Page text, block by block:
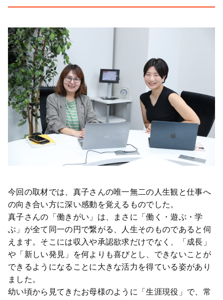
今回の取材では、真子さんの唯一無二の人生観と仕事へ
の向き合い方に深い感動を覚えるものでした。
真子さんの「働きがい」は、まさに「働く・遊ぶ・学
ぶ」が全て同一の円で繋がる、人生そのものであると伺
えます。そこには収入や承認欲求だけでなく、「成長」
や「新しい発見」を何よりも喜びとし、できないことが
できるようになることに大きな活力を得ている姿があり
ました。
幼い頃から見てきたお母様のように「生涯現役」で、常